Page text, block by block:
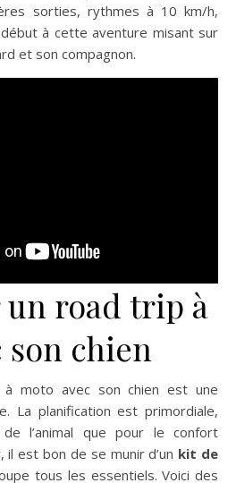
sorties, rythmes à 10 km/h,
à cette aventure misant sur
et son compagnon.
road trip à
son chien
moto avec son chien est une
La planification est primordiale,
l’animal que pour le confort
est bon de se munir d’un kit de
tous les essentiels. Voici des